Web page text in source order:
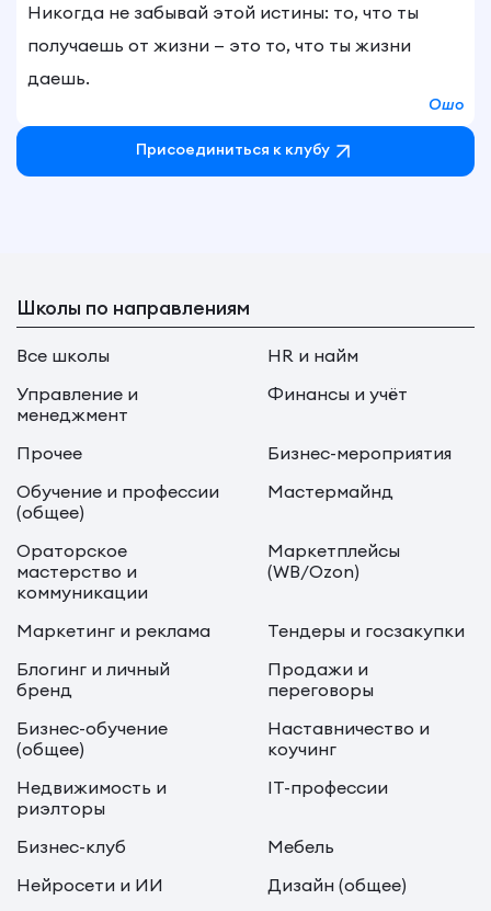
Никогда не забывай этой истины: то, что ты
получаешь от жизни — это то, что ты жизни
даешь.
Ошо
Присоединиться к клубу
Школы по направлениям
Все школы
HR и найм
Управление и
менеджмент
Финансы и учёт
Прочее
Бизнес-мероприятия
Обучение и профессии
(общее)
Мастермайнд
Ораторское
мастерство и
коммуникации
Маркетплейсы
(WB/Ozon)
Маркетинг и реклама
Тендеры и госзакупки
Блогинг и личный
бренд
Продажи и
переговоры
Бизнес-обучение
(общее)
Наставничество и
коучинг
Недвижимость и
риэлторы
IT-профессии
Бизнес-клуб
Мебель
Нейросети и ИИ
Дизайн (общее)